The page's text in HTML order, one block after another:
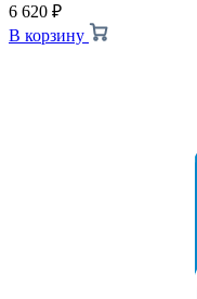
6 620 ₽
В корзину